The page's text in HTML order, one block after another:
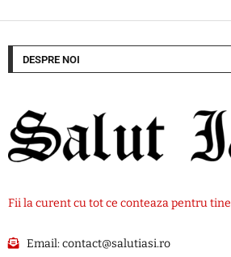
DESPRE NOI
Fii la curent cu tot ce conteaza pentru tine
Email:contact@salutiasi.ro